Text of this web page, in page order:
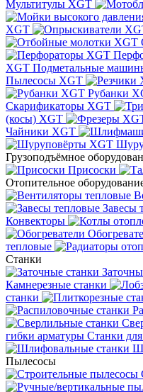
Мультитулы XGT
XGT
XGT Подметальные
Пылесосы XGT
Рубанки
Скарификаторы XGT
(косы) XGT
Чайники XGT
Грузоподъёмное
Присоски
Отопительное
Завесы
Конвекторы
тепловые
Станки
Камнерезные станки
станки
гибки арматуры Станки
Пылесосы